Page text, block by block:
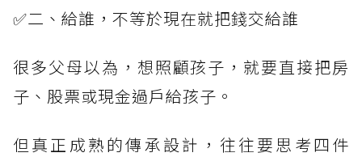
✅二、給誰，不等於現在就把錢交給誰
很多父母以為，想照顧孩子，就要直接把房
子、股票或現金過戶給孩子。
但真正成熟的傳承設計，往往要思考四件